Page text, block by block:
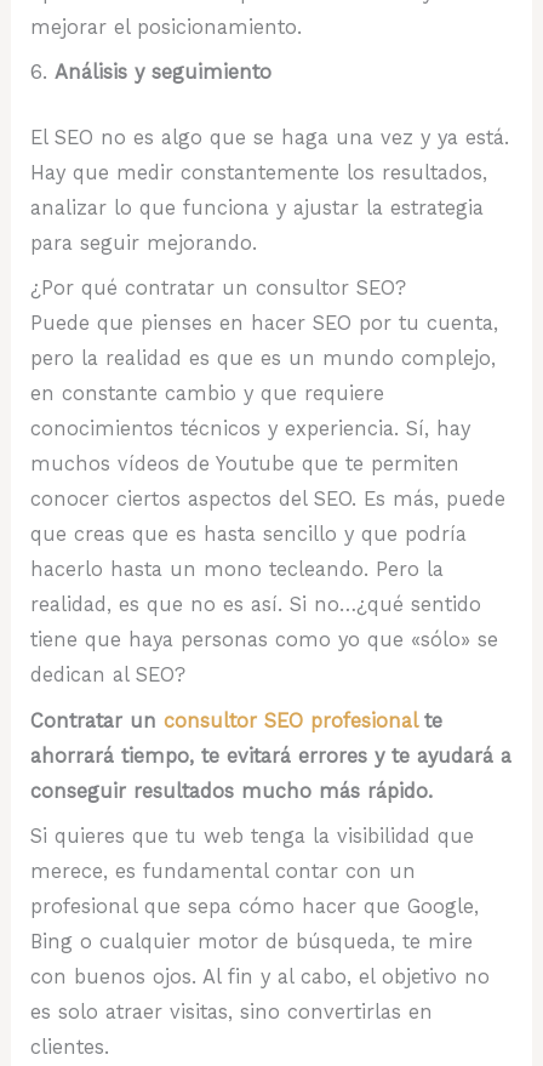
mejorar el posicionamiento.
Análisis y seguimiento
El SEO no es algo que se haga una vez y ya está.
Hay que medir constantemente los resultados,
analizar lo que funciona y ajustar la estrategia
para seguir mejorando.
¿Por qué contratar un consultor SEO?
Puede que pienses en hacer SEO por tu cuenta,
pero la realidad es que es un mundo complejo,
en constante cambio y que requiere
conocimientos técnicos y experiencia. Sí, hay
muchos vídeos de Youtube que te permiten
conocer ciertos aspectos del SEO. Es más, puede
que creas que es hasta sencillo y que podría
hacerlo hasta un mono tecleando. Pero la
realidad, es que no es así. Si no…¿qué sentido
tiene que haya personas como yo que «sólo» se
dedican al SEO?
Contratar unconsultor SEO profesionalte
ahorrará tiempo, te evitará errores y te ayudará a
conseguir resultados mucho más rápido.
Si quieres que tu web tenga la visibilidad que
merece, es fundamental contar con un
profesional que sepa cómo hacer que Google,
Bing o cualquier motor de búsqueda, te mire
con buenos ojos. Al fin y al cabo, el objetivo no
es solo atraer visitas, sino convertirlas en
clientes.